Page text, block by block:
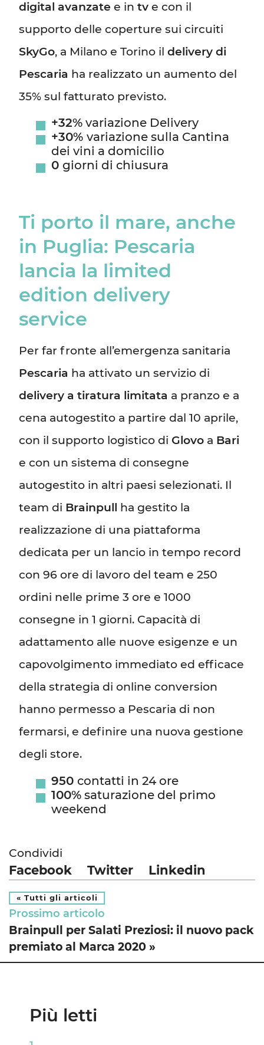
digital avanzate e intve con il
supporto delle coperture sui circuiti
SkyGo, a Milano e Torino ildelivery di
Pescaria ha realizzato un aumento del
35% sul fatturato previsto.
+32% variazione Delivery
+30%variazione sulla Cantina
dei vini a domicilio
0giorni di chiusura
Ti porto il mare, anche
in Puglia: Pescaria
lancia la limited
edition delivery
service
Per far fronte all’emergenza sanitaria
Pescaria ha attivato un servizio di
delivery a tiratura limitata a pranzo e a
cena autogestito a partire dal 10 aprile,
con il supporto logistico diGlovo a Bari
e con un sistema di consegne
autogestito in altri paesi selezionati. Il
team di Brainpull ha gestito la
realizzazione di una piattaforma
dedicata per un lancio in tempo record
con 96 ore di lavoro del team e 250
ordini nelle prime 3 ore e 1000
consegne in 1 giorni. Capacità di
adattamento alle nuove esigenze e un
capovolgimento immediato ed efficace
della strategia di online conversion
hanno permesso a Pescaria di non
fermarsi, e definire una nuova gestione
degli store.
950contatti in 24 ore
100% saturazione del primo
weekend
Condividi
Facebook Twitter Linkedin
« Tutti gli articoli
Prossimo articolo
Brainpull per Salati Preziosi: il nuovo pack
premiato al Marca 2020 »
Più letti